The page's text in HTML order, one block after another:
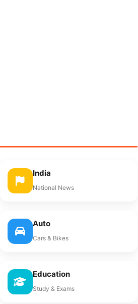
India
National News
Auto
Cars & Bikes
Education
Study & Exams